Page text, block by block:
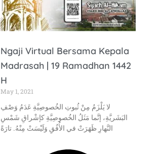
Ngaji Virtual Bersama Kepala
Madrasah | 19 Ramadhan 1442
H
May 1, 2021
لا يَلْزَمُ مِنْ ثُبوتِ الخُصوصِيَّةِ عَدَمُ وَصْفِ
البَشَريَّةِ، إنَّما مَثَلُ الخُصوصِيَّةِ كإشْراقِ شَمْسِ
النَّهارِ ظَهَرَتْ في الأُفُقِ وَلَيْسَتْ مِنْهُ. تارَةً